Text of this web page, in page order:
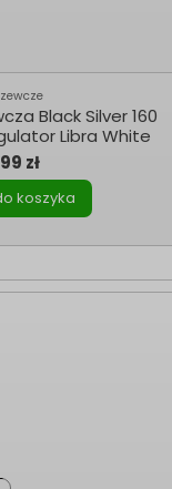
Black Silver 160
Libra White
zł
koszyka